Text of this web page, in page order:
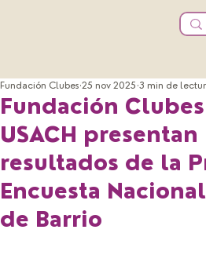
Fundación Clubes
USACH presentan
resultados de la
Encuesta
de Barrio
Fundación Clubes 25 nov 2025 3 min de